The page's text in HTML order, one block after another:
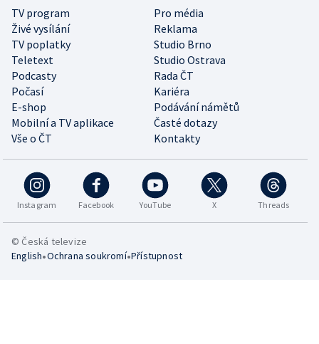
TV program
Pro média
Živé vysílání
Reklama
TV poplatky
Studio Brno
Teletext
Studio Ostrava
Podcasty
Rada ČT
Počasí
Kariéra
E-shop
Podávání námětů
Mobilní a TV aplikace
Časté dotazy
Vše o ČT
Kontakty
Instagram Facebook YouTube X Threads
© Česká televize
English•Ochrana soukromí•Přístupnost